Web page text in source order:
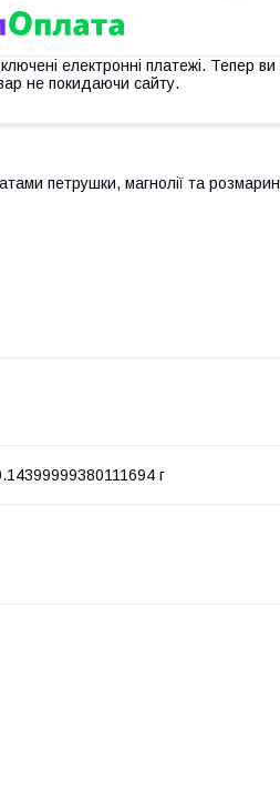
електронні платежі. Тепер
не покидаючи сайту.
петрушки, магнолії та
г